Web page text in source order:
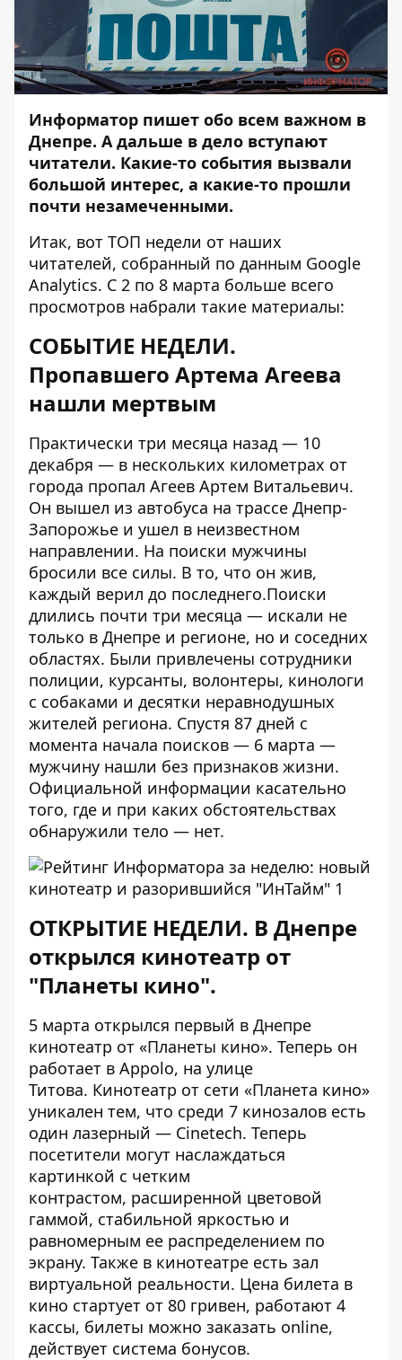
Информатор пишет обо всем важном в
Днепре. А дальше в дело вступают
читатели. Какие-то события вызвали
большой интерес, а какие-то прошли
почти незамеченными.
Итак, вот ТОП недели от наших
читателей, собранный по данным Google
Analytics. С 2 по 8 марта больше всего
просмотров набрали такие материалы:
СОБЫТИЕ НЕДЕЛИ.
Пропавшего Артема Агеева
нашли мертвым
Практически три месяца назад — 10
декабря — в нескольких километрах от
города пропал Агеев Артем Витальевич.
Он вышел из автобуса на трассе Днепр-
Запорожье и ушел в неизвестном
направлении. На поиски мужчины
бросили все силы. В то, что он жив,
каждый верил до последнего.Поиски
длились почти три месяца — искали не
только в Днепре и регионе, но и соседних
областях. Были привлечены сотрудники
полиции, курсанты, волонтеры, кинологи
с собаками и десятки неравнодушных
жителей региона. Спустя 87 дней с
момента начала поисков — 6 марта —
мужчину нашли без признаков жизни.
Официальной информации касательно
того, где и при каких обстоятельствах
обнаружили тело — нет.
ОТКРЫТИЕ НЕДЕЛИ. В Днепре
открылся кинотеатр от
"Планеты кино".
5 марта открылся первый в Днепре
кинотеатр от «Планеты кино». Теперь он
работает в Appolo, на улице
Титова. Кинотеатр от сети «Планета кино»
уникален тем, что среди 7 кинозалов есть
один лазерный — Cinetech. Теперь
посетители могут наслаждаться
картинкой с четким
контрастом, расширенной цветовой
гаммой, стабильной яркостью и
равномерным ее распределением по
экрану. Также в кинотеатре есть зал
виртуальной реальности. Цена билета в
кино стартует от 80 гривен, работают 4
кассы, билеты можно заказать online,
действует система бонусов.